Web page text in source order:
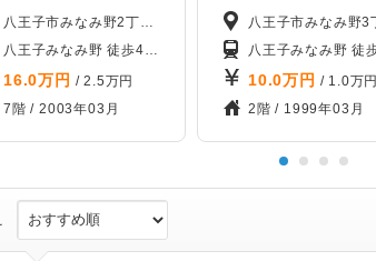
八王子市みなみ野2丁目1-1
八王子みなみ野 徒歩4分
片倉 徒歩23分山田
16.0万円 / 2.5万円
7階 / 2003年03月
10.0万円 / 1.0万円
2階 / 1999年03月